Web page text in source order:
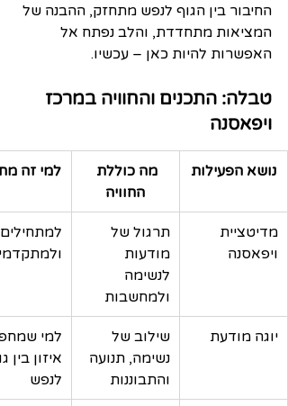
החיבור בין הגוף לנפש מתחזק, ההבנה של
המציאות מתחדדת, והלב נפתח אל
האפשרות להיות כאן – עכשיו.
טבלה: התכנים והחוויה במרכז
ויפאסנה
נושא הפעילות
מה כוללת
החוויה
למי זה
מדיטציית
ויפאסנה
תרגול של
מודעות
לנשימה
ולמחשבות
יוגה מודעת
שילוב של
נשימה, תנועה
והתבוננות
למי
איזון בין
לנפש